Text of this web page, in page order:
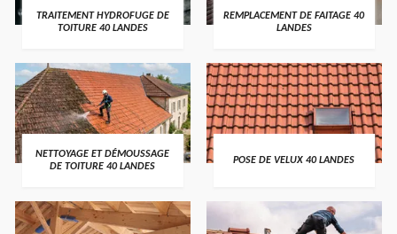
TRAITEMENT HYDROFUGE DE
TOITURE 40 LANDES
REMPLACEMENT DE FAITAGE 40
LANDES
NETTOYAGE ET DÉMOUSSAGE
DE TOITURE 40 LANDES
POSE DE VELUX 40 LANDES